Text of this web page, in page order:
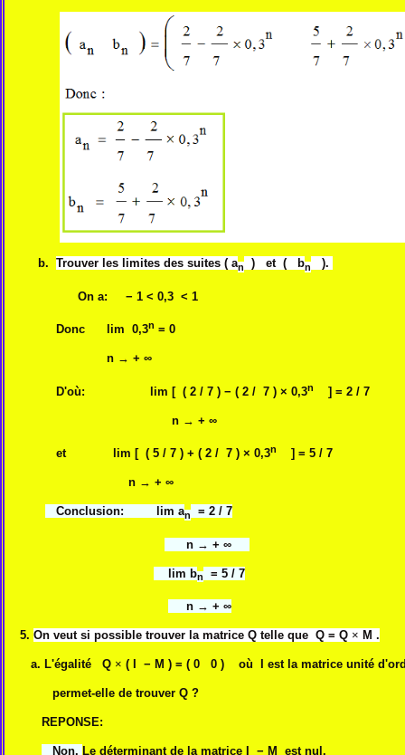
b. Trouver les limites des suites ( an ) et ( bn ).
On a: − 1 < 0,3 < 1
Donc lim 0,3n = 0
n → + ∞
D'où: lim [ ( 2 / 7 ) − ( 2 / 7 ) × 0,3n ] = 2 / 7
n → + ∞
et lim [ ( 5 / 7 ) + ( 2 / 7 ) × 0,3n ] = 5 / 7
n → + ∞
Conclusion: lim an = 2 / 7
n → + ∞
lim bn = 5 / 7
n → + ∞
5. On veut si possible trouver la matrice Q telle que Q = Q × M .
a. L'égalité Q × ( I − M ) = ( 0 0 ) où I est la matrice unité
permet-elle de trouver Q ?
REPONSE:
Non. Le déterminant de la matrice I − M est nul.